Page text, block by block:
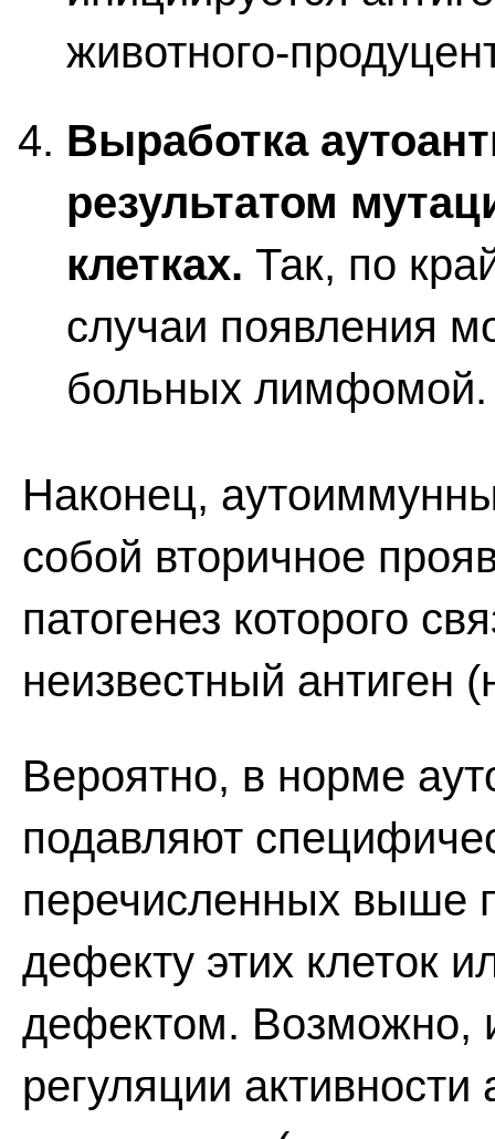
животного-
Выработка
результатом
клетках. Так, по
случаи появления
больных лимфомой.
Наконец,
собой вторичное
патогенез которого
неизвестный антиген
Вероятно, в норме
подавляют
перечисленных выше
дефекту этих клеток
дефектом. Возможно,
регуляции